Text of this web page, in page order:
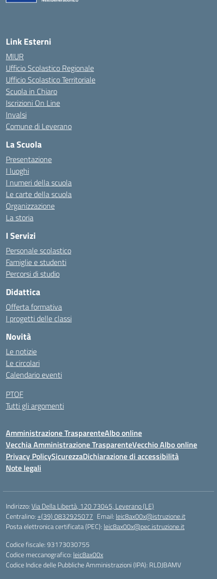
Link Esterni
MIUR
Ufficio Scolastico Regionale
Ufficio Scolastico Territoriale
Scuola in Chiaro
Iscrizioni On Line
Invalsi
Comune di Leverano
La Scuola
Presentazione
I luoghi
I numeri della scuola
Le carte della scuola
Organizzazione
La storia
I Servizi
Personale scolastico
Famiglie e studenti
Percorsi di studio
Didattica
Offerta formativa
I progetti delle classi
Novità
Le notizie
Le circolari
Calendario eventi
PTOF
Tutti gli argomenti
Amministrazione TrasparenteAlbo online
Vecchia Amministrazione TrasparenteVecchio Albo online
Privacy PolicySicurezzaDichiarazione di accessibilità
Note legali
Indirizzo:Via Della Libertà, 120 73045, Leverano (LE)
Centralino:+(39) 0832925077 Email: leic8ax00x@istruzione.it
Posta elettronica certificata (PEC): leic8ax00x@pec.istruzione.it
Codice fiscale: 93173030755
Codice meccanografico: leic8ax00x
Codice Indice delle Pubbliche Amministrazioni (IPA): RLDJBAMV